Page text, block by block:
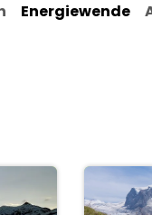
Energiewende